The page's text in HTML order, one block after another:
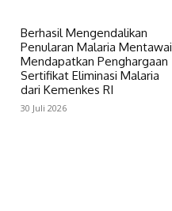
Berhasil Mengendalikan
Penularan Malaria Mentawai
Mendapatkan Penghargaan
Sertifikat Eliminasi Malaria
dari Kemenkes RI
30 Juli 2026